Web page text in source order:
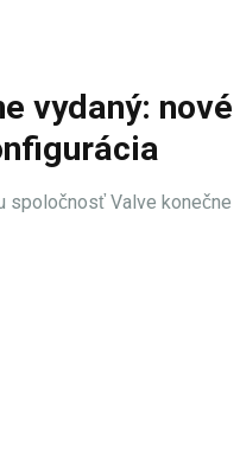
vydaný: nové
spoločnosť Valve konečne